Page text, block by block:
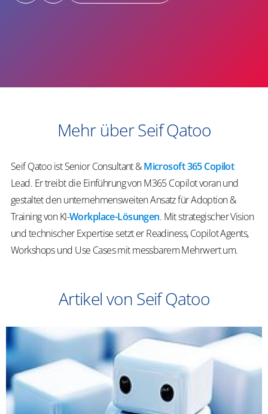
Mehr über Seif Qatoo
Seif Qatoo ist Senior Consultant &Microsoft 365 Copilot
Lead. Er treibt die Einführung von M365 Copilot voran und
gestaltet den unternehmensweiten Ansatz für Adoption &
Training von KI-Workplace-Lösungen. Mit strategischer Vision
und technischer Expertise setzt er Readiness, Copilot Agents,
Workshops und Use Cases mit messbarem Mehrwert um.
Artikel von Seif Qatoo